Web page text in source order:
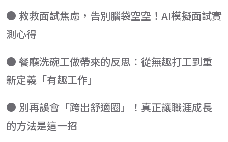
● 救救面試焦慮，告別腦袋空空！AI模擬面試實
測心得
● 餐廳洗碗工做帶來的反思：從無趣打工到重
新定義「有趣工作」
● 別再誤會「跨出舒適圈」！真正讓職涯成長
的方法是這一招